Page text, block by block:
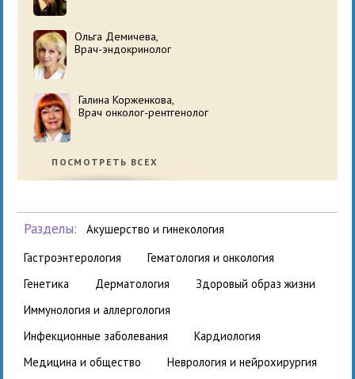
Ольга Демичева,
Врач-эндокринолог
Галина Корженкова,
Врач онколог-рентгенолог
ПОСМОТРЕТЬ ВСЕХ
Разделы:
акушерство и гинекология
гастроэнтерология
гематология и онкология
генетика
дерматология
здоровый образ жизни
иммунология и аллергология
инфекционные заболевания
кардиология
медицина и общество
неврология и нейрохирургия